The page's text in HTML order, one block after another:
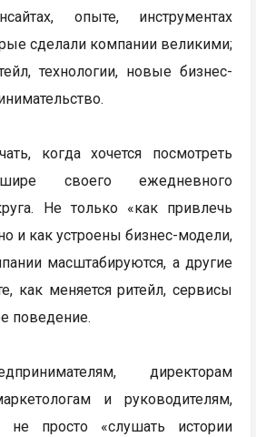
опыте, инструментах
сделали компании великими;
технологии, новые бизнес-
когда хочется посмотреть
своего ежедневного
Не только «как привлечь
и как устроены бизнес-модели,
масштабируются, а другие
как меняется ритейл, сервисы
поведение.
директорам
и руководителям,
просто «слушать истории